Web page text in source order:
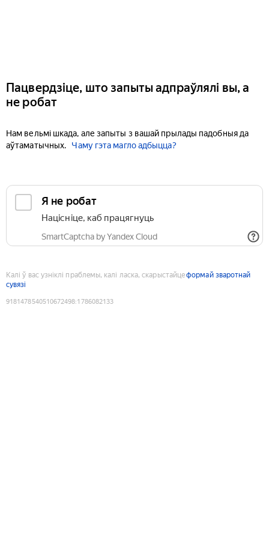
Пацвердзіце, што запыты адпраўлялі вы, а
не робат
Нам вельмі шкада, але запыты з вашай прылады падобныя да
аўтаматычных.
Чаму гэта магло адбыцца?
Я не робат
Націсніце, каб працягнуць
SmartCaptcha by Yandex Cloud
Калі ў вас узніклі праблемы, калі ласка, скарыстайцеформай зваротнай
сувязі
9181478540510672498:1786082133